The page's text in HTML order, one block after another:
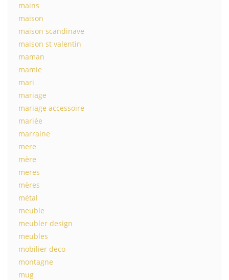
mains
maison
maison scandinave
maison st valentin
maman
mamie
mari
mariage
mariage accessoire
mariée
marraine
mere
mère
meres
mères
métal
meuble
meubler design
meubles
mobilier deco
montagne
mug